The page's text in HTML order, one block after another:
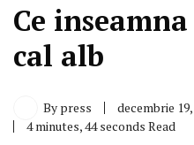
Ce
cal alb
By press
decembrie 19,
4 minutes, 44 seconds Read